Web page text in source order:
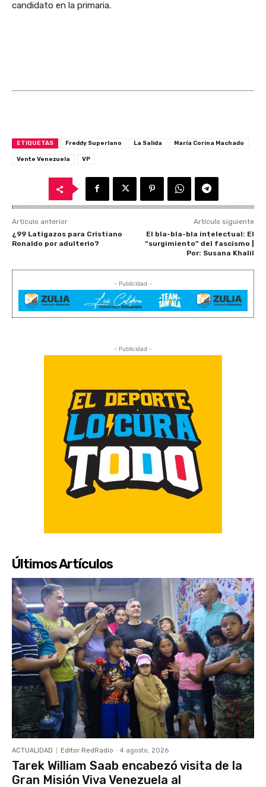
candidato en la primaria.
ETIQUETAS Freddy Superlano La Salida María Corina Machado
Vente Venezuela VP
Artículo anterior
¿99 Latigazos para Cristiano
Ronaldo por adulterio?
Artículo siguiente
El bla-bla-bla intelectual: El
“surgimiento” del fascismo |
Por: Susana Khalil
- Publicidad -
- Publicidad -
Últimos Artículos
ACTUALIDAD Editor RedRadio - 4 agosto, 2026
Tarek William Saab encabezó visita de la
Gran Misión Viva Venezuela al